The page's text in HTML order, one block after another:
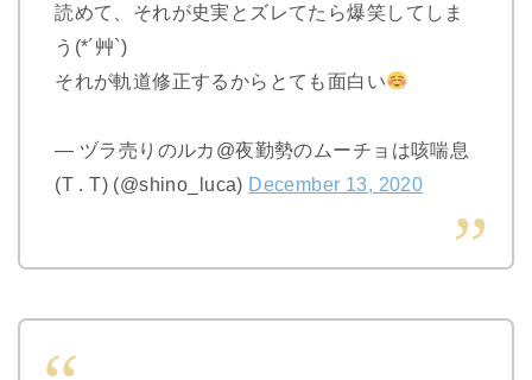
読めて、それが史実とズレてたら爆笑してしま
う(*´艸`)
それが軌道修正するからとても面白い
— ヅラ売りのルカ@夜勤勢のムーチョは咳喘息
(T . T) (@shino_luca) December 13, 2020